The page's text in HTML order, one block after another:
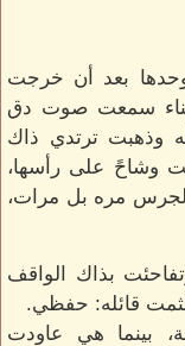
بعد أن خرجت
سمعت صوت دق
وذهبت ترتدي ذاك
وشاحً على رأسها،
مره بل مرات،
بذاك الواقف
قائله: حفظي.
بينما هي عاودت